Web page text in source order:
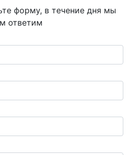
форму, в течение дня мы
ответим